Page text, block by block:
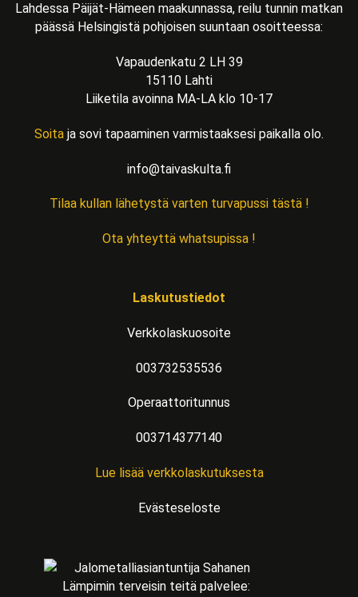
Lahdessa Päijät-Hämeen maakunnassa, reilu tunnin matkan
päässä Helsingistä pohjoisen suuntaan osoitteessa:
Vapaudenkatu 2 LH 39
15110 Lahti
Liiketila avoinna MA-LA klo 10-17
Soita ja sovi tapaaminen varmistaaksesi paikalla olo.
info@taivaskulta.fi
Tilaa kullan lähetystä varten turvapussi tästä !
Ota yhteyttä whatsupissa !
Laskutustiedot
Verkkolaskuosoite
003732535536
Operaattoritunnus
003714377140
Lue lisää verkkolaskutuksesta
Evästeseloste
Lämpimin terveisin teitä palvelee: